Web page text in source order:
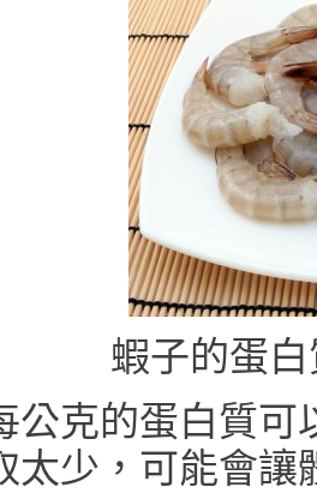
蝦子的蛋
的蛋白質可
太少，可能會讓